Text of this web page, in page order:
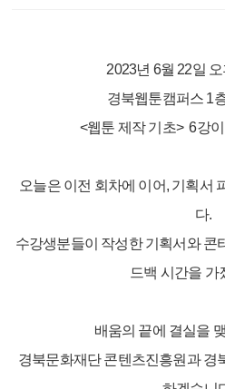
2023년 6월 22일 오
경북웹툰캠퍼스 1
<웹툰 제작 기초> 6강
오늘은 이전 회차에 이어, 기획서
다.
수강생분들이 작성한 기획서와 콘
드백 시간을 가
배움의 끝에 결실을
경북문화재단 콘텐츠진흥원과 경